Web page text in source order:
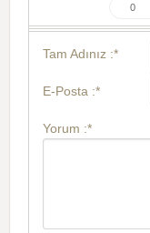
0
Tam Adınız :*
E-Posta :*
Yorum :*